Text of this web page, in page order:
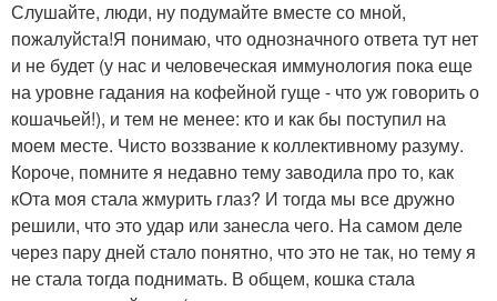
Слушайте, люди, ну подумайте вместе со мной,
пожалуйста!Я понимаю, что однозначного ответа тут нет
и не будет (у нас и человеческая иммунология пока еще
на уровне гадания на кофейной гуще - что уж говорить о
кошачьей!), и тем не менее: кто и как бы поступил на
моем месте. Чисто воззвание к коллективному разуму.
Короче, помните я недавно тему заводила про то, как
кОта моя стала жмурить глаз? И тогда мы все дружно
решили, что это удар или занесла чего. На самом деле
через пару дней стало понятно, что это не так, но тему я
не стала тогда поднимать. В общем, кошка стала